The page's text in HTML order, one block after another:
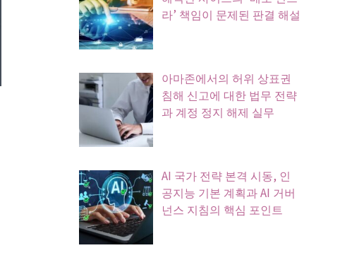
라’ 책임이 문제된 판결 해설
아마존에서의 허위 상표권
침해 신고에 대한 법무 전략
과 계정 정지 해제 실무
AI 국가 전략 본격 시동, 인
공지능 기본 계획과 AI 거버
넌스 지침의 핵심 포인트